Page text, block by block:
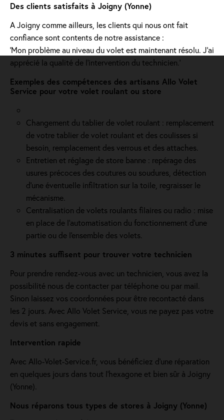
Des clients satisfaits à Joigny (Yonne)
A Joigny comme ailleurs, les clients qui nous ont fait
confiance sont contents de notre assistance :
'Mon problème au niveau du volet est maintenant résolu. J’ai
apprécié la qualité de l’intervention du technicien.'
Exemples des compétences des artisans Allo Volet
Service pour votre volet roulant ou store
Changement du tablier de volet roulant : remplacement
de votre tablier de volet roulant et des coulisses si
besoin, remplacement des verrous et des attaches.
Entretien et réglage de store banne : repérage des
usures précoces des coutures ou soudures, détection
d'une éventuelle infiltration sur la toile, regraisser le
mécanisme.
Centralisation de volets roulants filaires ou radio : mise
en place de l'automatisation du fonctionnement d’une
partie ou de l'ensemble des volets.
3 minutes suffisent pour trouver votre technicien
Pour prendre rendez-vous avec un technicien, vous avez la
possibilité nous de contacter par téléphone ou par mail.
Sinon laissez vos coordonnées pour être recontacté dans
les 2 jours. Avec Allo Volet Service, vous ne payez pas votre
devis et sans engagement.
Intervention rapide
Avec Allo-Volet-Service.fr, vous bénéficiez d'une réparation
en quelques jours dans tout l'hexagone et bien sûr à Joigny
(Yonne).
Nous réparons tous types de stores à Joigny (Yonne)